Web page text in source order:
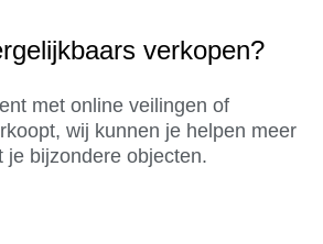
verkopen?
met online veilingen of
wij kunnen je helpen meer
je bijzondere objecten.